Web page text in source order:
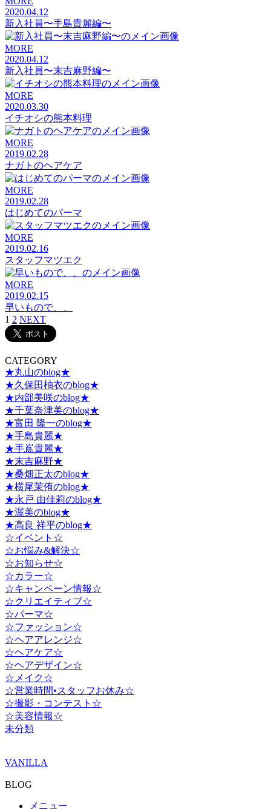
2020.04.12
新入社員〜手島貴麗編〜
MORE
2020.04.12
新入社員〜末吉麻野編〜
MORE
2020.03.30
イチオシの熊本料理
MORE
2019.02.28
ナガトのヘアケア
MORE
2019.02.28
はじめてのパーマ
MORE
2019.02.16
スタッフマツエク
MORE
2019.02.15
早いもので、、
1 2 NEXT
CATEGORY
★丸山のblog★
★久保田柚衣のblog★
★内部美咲のblog★
★千葉奈津美のblog★
★富田 隆一のblog★
★手島貴麗★
★手嶌貴麗★
★末吉麻野★
★桑畑正太のblog★
★横尾茉侑のblog★
★永戸 由佳莉のblog★
★渥美のblog★
★高良 祥平のblog★
☆イベント☆
☆お悩み&解決☆
☆お知らせ☆
☆カラー☆
☆キャンペーン情報☆
☆クリエイティブ☆
☆パーマ☆
☆ファッション☆
☆ヘアアレンジ☆
☆ヘアケア☆
☆ヘアデザイン☆
☆メイク☆
☆営業時間•スタッフお休み☆
☆撮影・コンテスト☆
☆美容情報☆
未分類
VANILLA
BLOG
メニュー